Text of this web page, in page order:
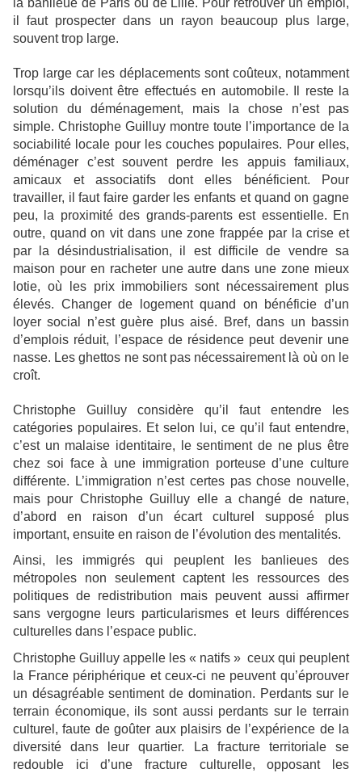
la banlieue de Paris ou de Lille. Pour retrouver un emploi,
il faut prospecter dans un rayon beaucoup plus large,
souvent trop large.
Trop large car les déplacements sont coûteux, notamment
lorsqu’ils doivent être effectués en automobile. Il reste la
solution du déménagement, mais la chose n’est pas
simple. Christophe Guilluy montre toute l’importance de la
sociabilité locale pour les couches populaires. Pour elles,
déménager c’est souvent perdre les appuis familiaux,
amicaux et associatifs dont elles bénéficient. Pour
travailler, il faut faire garder les enfants et quand on gagne
peu, la proximité des grands-parents est essentielle. En
outre, quand on vit dans une zone frappée par la crise et
par la désindustrialisation, il est difficile de vendre sa
maison pour en racheter une autre dans une zone mieux
lotie, où les prix immobiliers sont nécessairement plus
élevés. Changer de logement quand on bénéficie d’un
loyer social n’est guère plus aisé. Bref, dans un bassin
d’emplois réduit, l’espace de résidence peut devenir une
nasse. Les ghettos ne sont pas nécessairement là où on le
croît.
Christophe Guilluy considère qu’il faut entendre les
catégories populaires. Et selon lui, ce qu’il faut entendre,
c’est un malaise identitaire, le sentiment de ne plus être
chez soi face à une immigration porteuse d’une culture
différente. L’immigration n’est certes pas chose nouvelle,
mais pour Christophe Guilluy elle a changé de nature,
d’abord en raison d’un écart culturel supposé plus
important, ensuite en raison de l’évolution des mentalités.
Ainsi, les immigrés qui peuplent les banlieues des
métropoles non seulement captent les ressources des
politiques de redistribution mais peuvent aussi affirmer
sans vergogne leurs particularismes et leurs différences
culturelles dans l’espace public.
Christophe Guilluy appelle les « natifs » ceux qui peuplent
la France périphérique et ceux-ci ne peuvent qu’éprouver
un désagréable sentiment de domination. Perdants sur le
terrain économique, ils sont aussi perdants sur le terrain
culturel, faute de goûter aux plaisirs de l’expérience de la
diversité dans leur quartier. La fracture territoriale se
redouble ici d’une fracture culturelle, opposant les